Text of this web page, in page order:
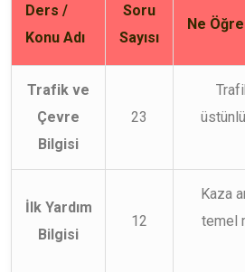
Ders /
Konu Adı
Soru
Sayısı
Ne
Trafik ve
Çevre
Bilgisi
23
İlk Yardım
Bilgisi
12
Kaza
temel